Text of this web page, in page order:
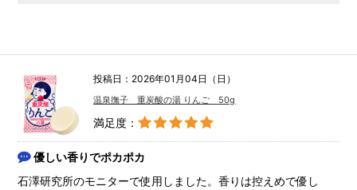
投稿日：2026年01月04日（日）
温泉撫子 重炭酸の湯 りんご 50g
満足度：
優しい香りでポカポカ
石澤研究所のモニターで使用しました。香りは控えめで優し